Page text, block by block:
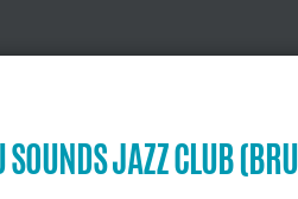
JAZZ CLUB